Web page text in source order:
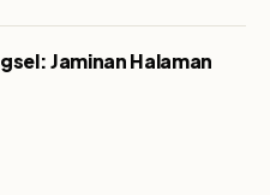
Jaminan Halaman